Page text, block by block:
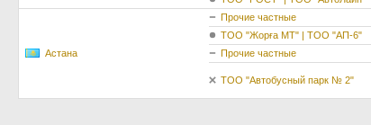
Астана
Прочие частные
ТОО "Жорға МТ" | ТОО "АП-6"
Прочие частные
ТОО "Автобусный парк № 2"